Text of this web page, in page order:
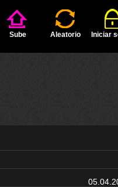
Sube Aleatorio Iniciar